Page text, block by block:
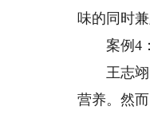
味的同时兼
案例4：
王志翊：
营养。然